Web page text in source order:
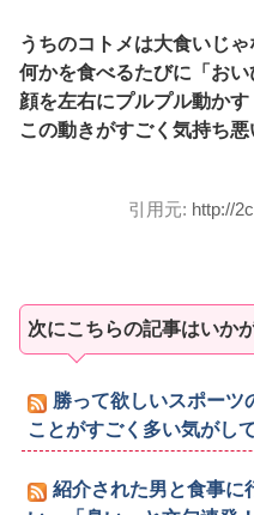
うちのコトメは大食いじゃ
何かを食べるたびに「お
顔を左右にプルプル動かす
この動きがすごく気持ち悪
引用元: http://
次にこちらの記事はいか
勝って欲しいスポーツ
ことがすごく多い気がし
紹介された男と食事に